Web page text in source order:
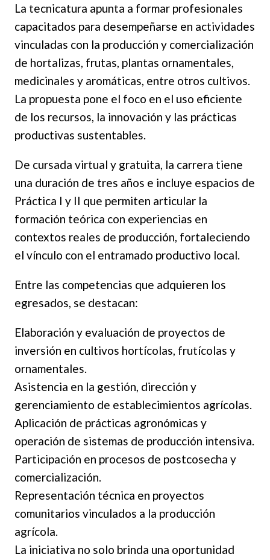
La tecnicatura apunta a formar profesionales
capacitados para desempeñarse en actividades
vinculadas con la producción y comercialización
de hortalizas, frutas, plantas ornamentales,
medicinales y aromáticas, entre otros cultivos.
La propuesta pone el foco en el uso eficiente
de los recursos, la innovación y las prácticas
productivas sustentables.
De cursada virtual y gratuita, la carrera tiene
una duración de tres años e incluye espacios de
Práctica I y II que permiten articular la
formación teórica con experiencias en
contextos reales de producción, fortaleciendo
el vínculo con el entramado productivo local.
Entre las competencias que adquieren los
egresados, se destacan:
Elaboración y evaluación de proyectos de
inversión en cultivos hortícolas, frutícolas y
ornamentales.
Asistencia en la gestión, dirección y
gerenciamiento de establecimientos agrícolas.
Aplicación de prácticas agronómicas y
operación de sistemas de producción intensiva.
Participación en procesos de postcosecha y
comercialización.
Representación técnica en proyectos
comunitarios vinculados a la producción
agrícola.
La iniciativa no solo brinda una oportunidad